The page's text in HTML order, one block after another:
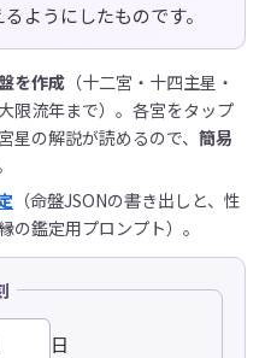
ようにしたものです。
を作成 （十二宮・十四主星・
限流年まで）。各宮をタップ
の解説が読めるので、 簡易
（命盤JSONの書き出しと、性
の鑑定用プロンプト）。
日